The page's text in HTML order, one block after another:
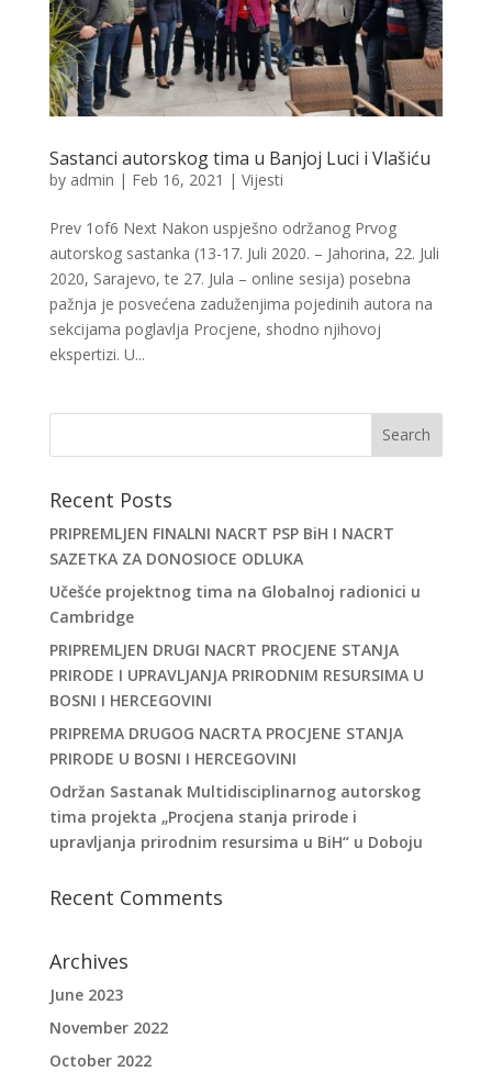
Sastanci autorskog tima u Banjoj Luci i Vlašiću
by admin | Feb 16, 2021 | Vijesti
Prev 1of6 Next Nakon uspješno održanog Prvog
autorskog sastanka (13-17. Juli 2020. – Jahorina, 22. Juli
2020, Sarajevo, te 27. Jula – online sesija) posebna
pažnja je posvećena zaduženjima pojedinih autora na
sekcijama poglavlja Procjene, shodno njihovoj
ekspertizi. U...
Recent Posts
PRIPREMLJEN FINALNI NACRT PSP BiH I NACRT
SAZETKA ZA DONOSIOCE ODLUKA
Učešće projektnog tima na Globalnoj radionici u
Cambridge
PRIPREMLJEN DRUGI NACRT PROCJENE STANJA
PRIRODE I UPRAVLJANJA PRIRODNIM RESURSIMA U
BOSNI I HERCEGOVINI
PRIPREMA DRUGOG NACRTA PROCJENE STANJA
PRIRODE U BOSNI I HERCEGOVINI
Održan Sastanak Multidisciplinarnog autorskog
tima projekta „Procjena stanja prirode i
upravljanja prirodnim resursima u BiH“ u Doboju
Recent Comments
Archives
June 2023
November 2022
October 2022